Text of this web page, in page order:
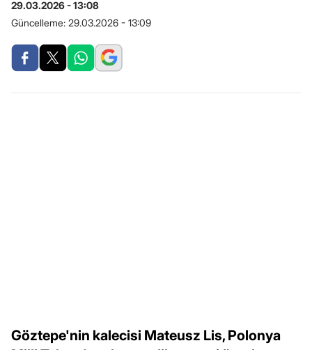
29.03.2026 - 13:08
Güncelleme: 29.03.2026 - 13:09
Göztepe'nin kalecisi Mateusz Lis, Polonya